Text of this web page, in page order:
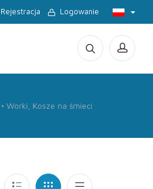
Rejestracja Logowanie
Worki, Kosze na śmieci